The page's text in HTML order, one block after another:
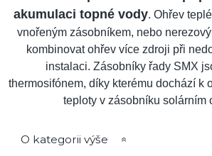
akumulaci topné vody. Ohřev
vnořeným zásobníkem, nebo
kombinovat ohřev více zdroji při
instalaci. Zásobníky řady SMX
thermosifónem, díky kterému dochází k
teploty v zásobníku solárním
O kategorii výše